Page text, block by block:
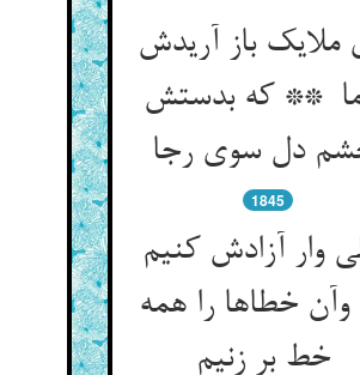
ملایک باز آریدش
ما ** که بدستش
1845
وار آزادش کنیم
خطاها را همه